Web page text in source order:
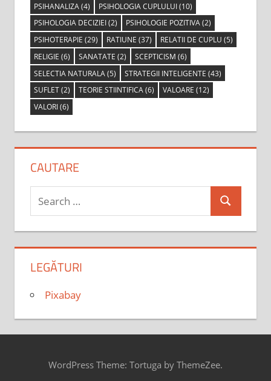
PSIHANALIZA(4) PSIHOLOGIA CUPLULUI(10)
PSIHOLOGIA DECIZIEI(2) PSIHOLOGIE POZITIVA(2)
PSIHOTERAPIE (29) RATIUNE (37) RELATII DE CUPLU (5)
RELIGIE (6) SANATATE (2) SCEPTICISM (6)
SELECTIA NATURALA(5) STRATEGII INTELIGENTE (43)
SUFLET(2) TEORIE STIINTIFICA(6) VALOARE (12)
VALORI(6)
CAUTARE
Search
LEGĂTURI
Pixabay
WordPress Theme: Tortuga by ThemeZee.